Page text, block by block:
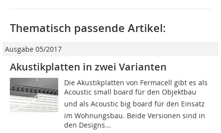
Thematisch passende Artikel:
Ausgabe 05/2017
Akustikplatten in zwei Varianten
Die Akustikplatten von Ferma­cell gibt es als
Acoustic small board für den Objektbau
und als Acoustic big board für den Einsatz
im Wohnungsbau. Beide Versionen sind in
den Designs...